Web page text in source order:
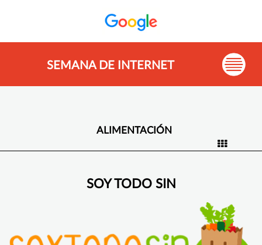
SEMANA DE INTERNET
ALIMENTACIÓN
SOY TODO SIN